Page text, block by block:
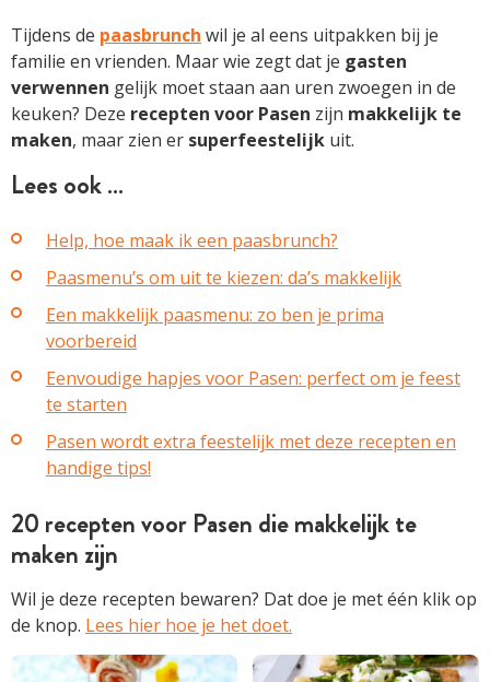
Tijdens de paasbrunch wil je al eens uitpakken bij je
familie en vrienden. Maar wie zegt dat je gasten
verwennen gelijk moet staan aan uren zwoegen in de
keuken? Deze recepten voor Pasen zijn makkelijk te
maken, maar zien er superfeestelijk uit.
Lees ook …
Help, hoe maak ik een paasbrunch?
Paasmenu’s om uit te kiezen: da’s makkelijk
Een makkelijk paasmenu: zo ben je prima
voorbereid
Eenvoudige hapjes voor Pasen: perfect om je feest
te starten
Pasen wordt extra feestelijk met deze recepten en
handige tips!
20 recepten voor Pasen die makkelijk te
maken zijn
Wil je deze recepten bewaren? Dat doe je met één klik op
de knop. Lees hier hoe je het doet.